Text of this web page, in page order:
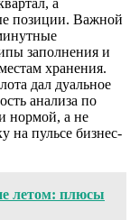
позиции. Важной
заполнения и
хранения.
дал дуальное
анализа по
нормой, а не
на пульсе бизнес-
летом: плюсы